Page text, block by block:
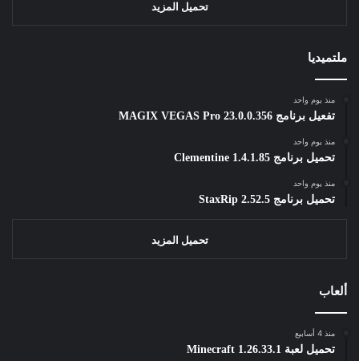
تحميل المزيد
ملتميديا
منذ يوم واحد
تفعيل برنامج MAGIX VEGAS Pro 23.0.0.356
منذ يوم واحد
تحميل برنامج Clementine 1.4.1.85
منذ يوم واحد
تحميل برنامج StaxRip 2.52.5
تحميل المزيد
ألعاب
منذ 4 أسابيع
تحميل لعبة Minecraft 1.26.33.1